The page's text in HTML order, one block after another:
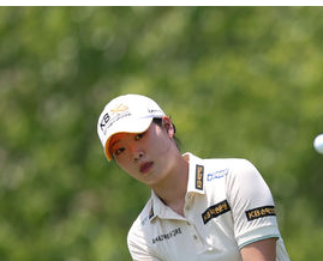
사들, 정원 초과 시 낮은 계급 임용…희망지 못
…곳곳 소나기·강원 많은 비[내일날씨]
주 팹에 54조 투자…"AI 메모리 수요 선제 대
영 자매, 아제르바이잔 투란VC 입단
7경기 들여다보니…한국 축구 '5승 2무'
인트(0.36%) 내린 798.81마감
약보합…0.60% 내린 6258.77에 마쳐
7.7원 내린 1416.1원 마감